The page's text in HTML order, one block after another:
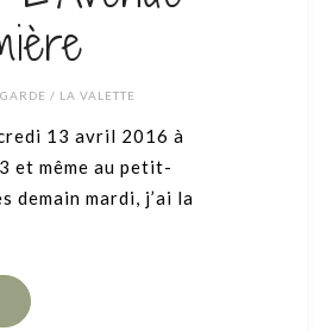
/ LA VALETTE
13 avril 2016 à
et même au petit-
mardi, j’ai la